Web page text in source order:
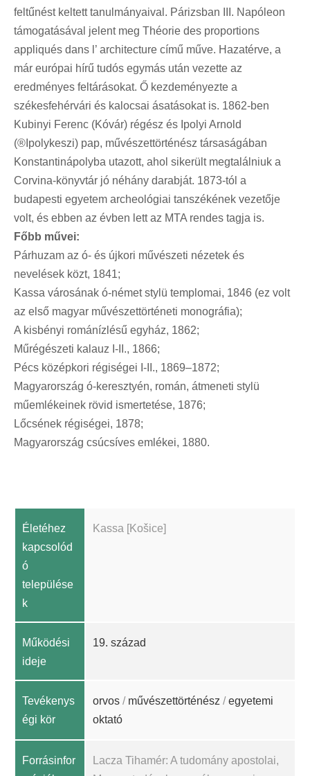
feltűnést keltett tanulmányaival. Párizsban III. Napóleon
támogatásával jelent meg Théorie des proportions
appliqués dans l’ architecture című műve. Hazatérve, a
már európai hírű tudós egymás után vezette az
eredményes feltárásokat. Ő kezdeményezte a
székesfehérvári és kalocsai ásatásokat is. 1862-ben
Kubinyi Ferenc (Kóvár) régész és Ipolyi Arnold
(®Ipolykeszi) pap, művészettörténész társaságában
Konstantinápolyba utazott, ahol sikerült megtalálniuk a
Corvina-könyvtár jó néhány darabját. 1873-tól a
budapesti egyetem archeológiai tanszékének vezetője
volt, és ebben az évben lett az MTA rendes tagja is.
Főbb művei:
Párhuzam az ó- és újkori művészeti nézetek és
nevelések közt, 1841;
Kassa városának ó-német stylü templomai, 1846 (ez volt
az első magyar művészettörténeti monográfia);
A kisbényi románízlésű egyház, 1862;
Műrégészeti kalauz I-II., 1866;
Pécs középkori régiségei I-II., 1869–1872;
Magyarország ó-keresztyén, román, átmeneti stylü
műemlékeinek rövid ismertetése, 1876;
Lőcsének régiségei, 1878;
Magyarország csúcsíves emlékei, 1880.
Életéhez
kapcsolód
ó
települése
k
Kassa [Košice]
Működési
ideje
19. század
Tevékenys
égi kör
orvos / művészettörténész /egyetemi
oktató
Forrásinfor
Lacza Tihamér: A tudomány apostolai,